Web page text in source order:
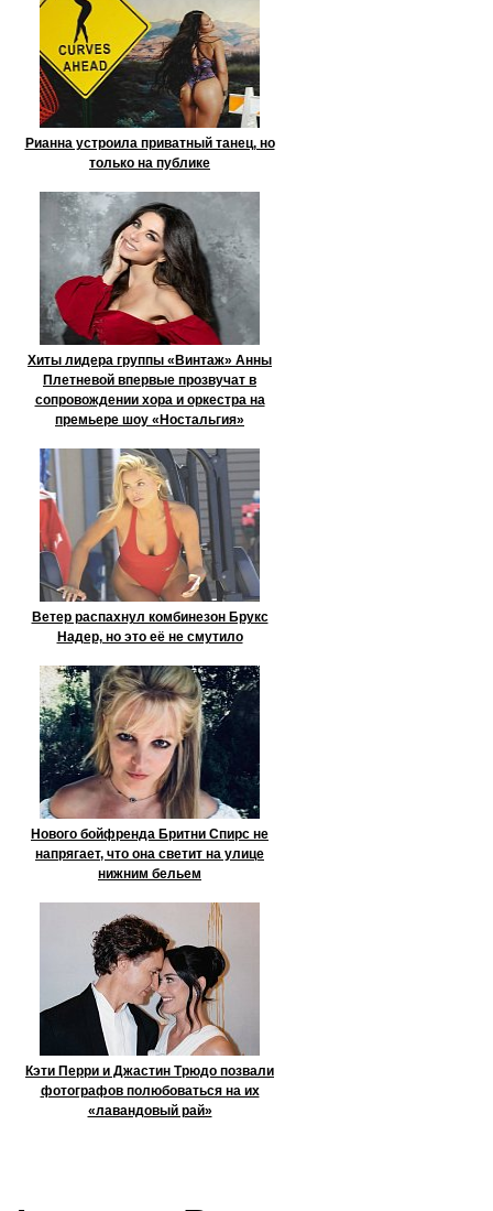
Рианна устроила приватный танец, но
только на публике
Хиты лидера группы «Винтаж» Анны
Плетневой впервые прозвучат в
сопровождении хора и оркестра на
премьере шоу «Ностальгия»
Ветер распахнул комбинезон Брукс
Надер, но это её не смутило
Нового бойфренда Бритни Спирс не
напрягает, что она светит на улице
нижним бельем
Кэти Перри и Джастин Трюдо позвали
фотографов полюбоваться на их
«лавандовый рай»